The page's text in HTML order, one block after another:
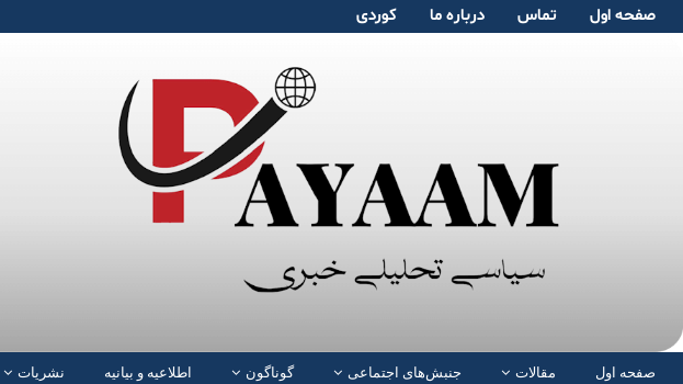
صفحە اول تماس دربارە ما کوردی
صفحە اول مقالات جنبش‌های اجتماعی گوناگون اطلاعیه و بیانیه نشریات